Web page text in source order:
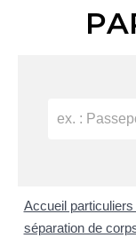
Accueil particuliers
séparation de